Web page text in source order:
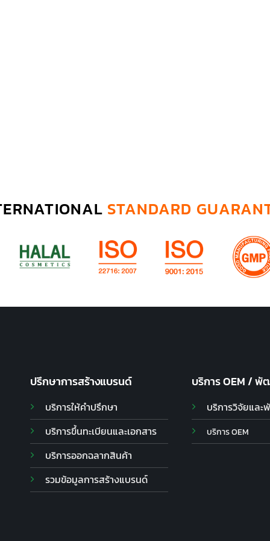
STANDARD
ปรึกษาการสร้างแบรนด์
บริการให้คำปรึกษา
บริการขึ้นทะเบียนและเอกสาร
บริการออกฉลากสินค้า
รวมข้อมูลการสร้างแบรนด์
บริการ OEM /
บริการวิจัยแล
บริการ OEM